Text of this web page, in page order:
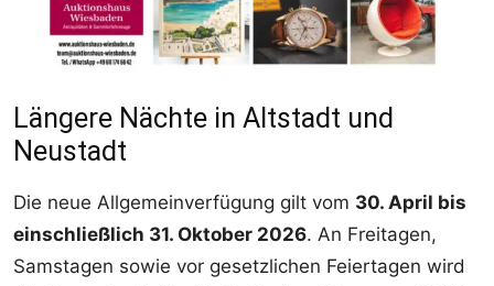
Längere Nächte in Altstadt und
Neustadt
Die neue Allgemeinverfügung gilt vom 30. April bis
einschließlich 31. Oktober 2026. An Freitagen,
Samstagen sowie vor gesetzlichen Feiertagen wird